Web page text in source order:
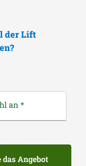
der Lift
an *
Angebot